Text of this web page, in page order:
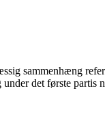
sammenhæng
det første partis